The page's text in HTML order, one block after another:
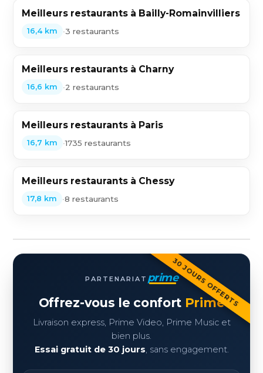
Meilleurs restaurants à Bailly-Romainvilliers
16,4 km •3 restaurants
Meilleurs restaurants à Charny
16,6 km •2 restaurants
Meilleurs restaurants à Paris
16,7 km •1735 restaurants
Meilleurs restaurants à Chessy
17,8 km •8 restaurants
30 JOURS OFFERTS
PARTENARIAT prime
Offrez-vous le confort Prime
Livraison express, Prime Video, Prime Music et
bien plus.
Essai gratuit de 30 jours, sans engagement.